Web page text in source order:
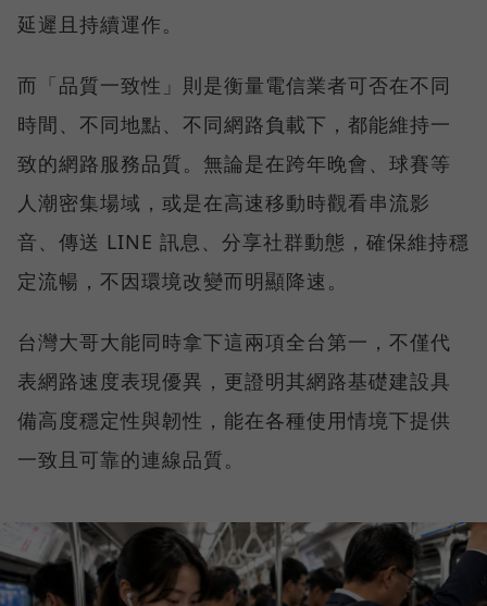
延遲且持續運作。
而「品質一致性」則是衡量電信業者可否在不同
時間、不同地點、不同網路負載下，都能維持一
致的網路服務品質。無論是在跨年晚會、球賽等
人潮密集場域，或是在高速移動時觀看串流影
音、傳送 LINE 訊息、分享社群動態，確保維持穩
定流暢，不因環境改變而明顯降速。
台灣大哥大能同時拿下這兩項全台第一，不僅代
表網路速度表現優異，更證明其網路基礎建設具
備高度穩定性與韌性，能在各種使用情境下提供
一致且可靠的連線品質。